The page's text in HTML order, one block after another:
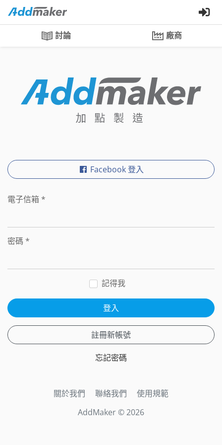
討論 廠商
Facebook 登入
電子信箱 *
密碼 *
記得我
登入
註冊新帳號
忘記密碼
關於我們 聯絡我們
使用規範
AddMaker © 2026